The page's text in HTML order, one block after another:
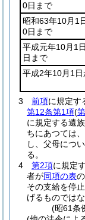
0日まで
昭和63年10月1
0日まで
平成元年10月1
日まで
平成2年10月1日
3 前項に規定す
第12条第1項(
に規定する遺
ちにあつては
し、父母につ
る。
4
第2項に規定
者が同項の表
その支給を停止
げるものではな
(昭61条